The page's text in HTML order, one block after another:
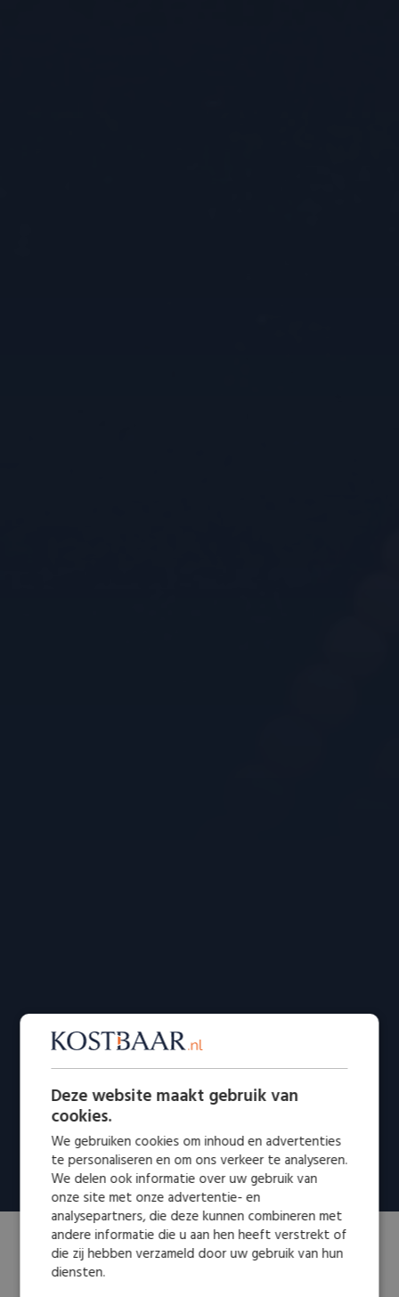
Deze website maakt gebruik van
cookies.
We gebruiken cookies om inhoud en advertenties
te personaliseren en om ons verkeer te analyseren.
We delen ook informatie over uw gebruik van
onze site met onze advertentie- en
analysepartners, die deze kunnen combineren met
andere informatie die u aan hen heeft verstrekt of
die zij hebben verzameld door uw gebruik van hun
diensten.